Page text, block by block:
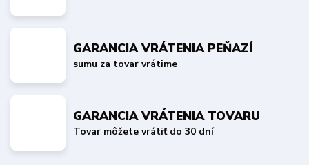
GARANCIA VRÁTENIA PEŇAZÍ
sumu za tovar vrátime
GARANCIA VRÁTENIA TOVARU
Tovar môžete vrátiť do 30 dní